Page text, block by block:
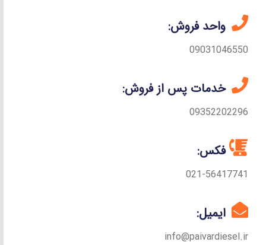
واحد فروش:
09031046550
خدمات پس از فروش:
09352202296
فکس:
021-56417741
ایمیل:
info@paivardiesel.ir